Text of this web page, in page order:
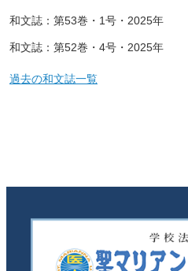
和文誌：第53巻・1号・2025年
和文誌：第52巻・4号・2025年
過去の和文誌一覧